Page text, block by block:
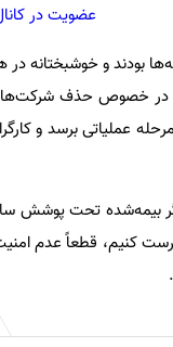
عضویت در
و خوشبختانه در
خصوص حذف شرکت‌های
عملیاتی برسد و
از سخنان خود به وضعیت ۱۴ میلیون
کنیم، قطعاً عدم